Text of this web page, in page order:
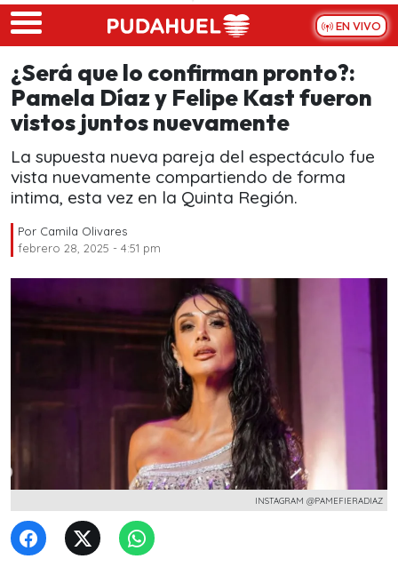
Skip to main content
EN VIVO
¿Será que lo confirman pronto?:
Pamela Díaz y Felipe Kast fueron
vistos juntos nuevamente
La supuesta nueva pareja del espectáculo fue
vista nuevamente compartiendo de forma
intima, esta vez en la Quinta Región.
Por Camila Olivares
febrero 28, 2025 - 4:51 pm
INSTAGRAM @PAMEFIERADIAZ